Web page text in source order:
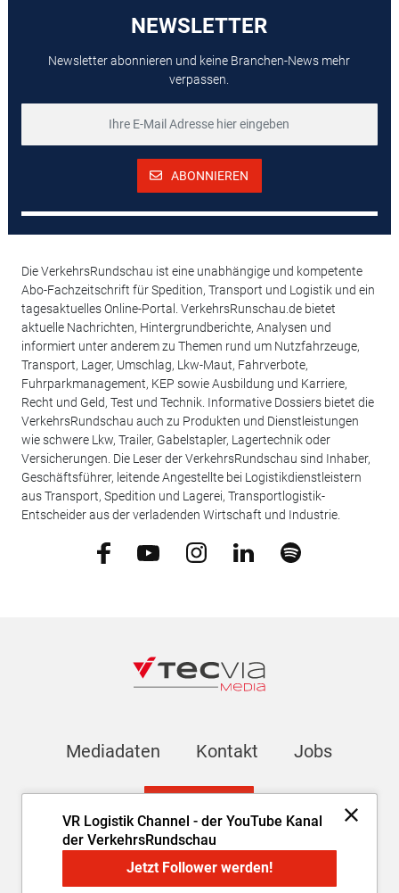
VR Logistik Channel - der YouTube Kanal
der VerkehrsRundschau
Jetzt Follower werden!
NEWSLETTER
Newsletter abonnieren und keine Branchen-News mehr
verpassen.
ABONNIEREN
Die VerkehrsRundschau ist eine unabhängige und kompetente
Abo-Fachzeitschrift für Spedition, Transport und Logistik und ein
tagesaktuelles Online-Portal. VerkehrsRunschau.de bietet
aktuelle Nachrichten, Hintergrundberichte, Analysen und
informiert unter anderem zu Themen rund um Nutzfahrzeuge,
Transport, Lager, Umschlag, Lkw-Maut, Fahrverbote,
Fuhrparkmanagement, KEP sowie Ausbildung und Karriere,
Recht und Geld, Test und Technik. Informative Dossiers bietet die
VerkehrsRundschau auch zu Produkten und Dienstleistungen
wie schwere Lkw, Trailer, Gabelstapler, Lagertechnik oder
Versicherungen. Die Leser der VerkehrsRundschau sind Inhaber,
Geschäftsführer, leitende Angestellte bei Logistikdienstleistern
aus Transport, Spedition und Lagerei, Transportlogistik-
Entscheider aus der verladenden Wirtschaft und Industrie.
Mediadaten Kontakt Jobs
AGB Datenschutz Cookie-Einstellungen